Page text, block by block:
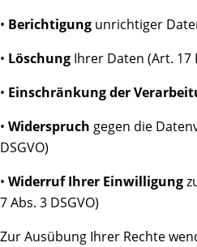
• Berichtigung unrichtiger
• Löschung Ihrer Daten (Art. 17
• Einschränkung der
• Widerspruch gegen die
DSGVO)
• Widerruf Ihrer Einwilligung
7 Abs. 3 DSGVO)
Zur Ausübung Ihrer Rechte